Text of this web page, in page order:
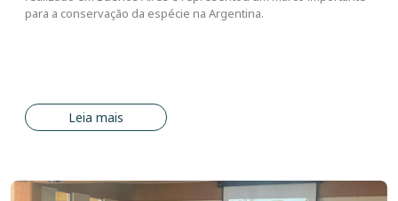
para a conservação da espécie na Argentina.
Leia mais
Imagem